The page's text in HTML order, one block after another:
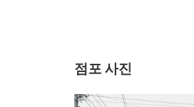
점포 사진